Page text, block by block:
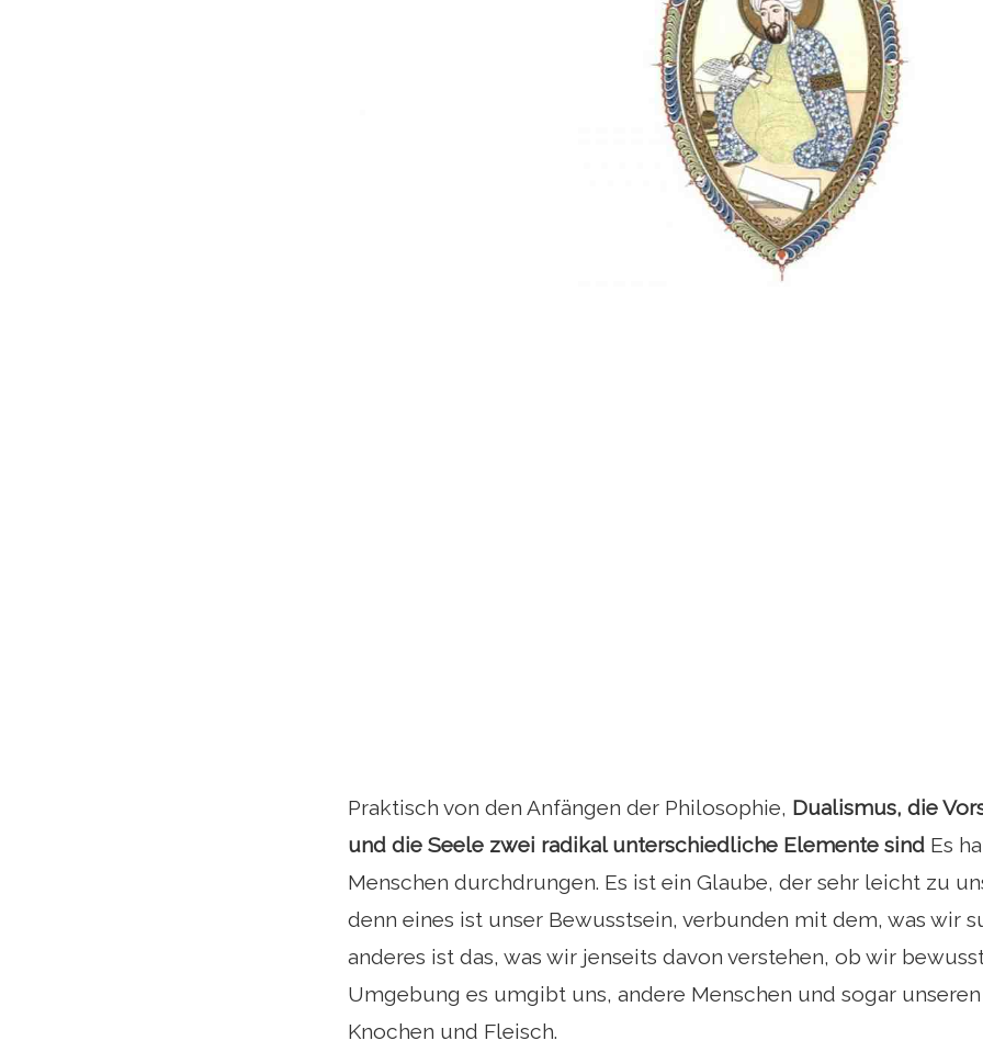
Praktisch von den Anfängen der Philosophie, Dualismus, die
und die Seele zwei radikal unterschiedliche Elemente sind Es
Menschen durchdrungen. Es ist ein Glaube, der sehr leicht zu
denn eines ist unser Bewusstsein, verbunden mit dem, was wir
anderes ist das, was wir jenseits davon verstehen, ob wir
Umgebung es umgibt uns, andere Menschen und sogar
Knochen und Fleisch.